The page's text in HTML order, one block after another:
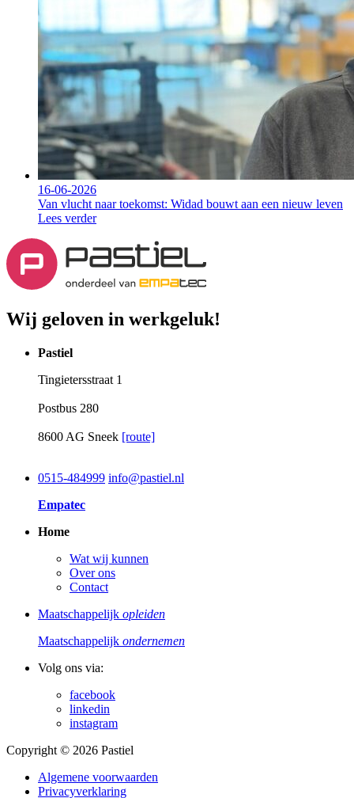
16-06-2026
Van vlucht naar toekomst: Widad bouwt aan een nieuw leven
Lees verder
Wij geloven in werkgeluk!
Pastiel
Tingietersstraat 1
Postbus 280
8600 AG Sneek [route]
0515-484999 info@pastiel.nl
Empatec
Home
Wat wij kunnen
Over ons
Contact
Maatschappelijk opleiden
Maatschappelijk ondernemen
Volg ons via:
facebook
linkedin
instagram
Copyright © 2026 Pastiel
Algemene voorwaarden
Privacyverklaring